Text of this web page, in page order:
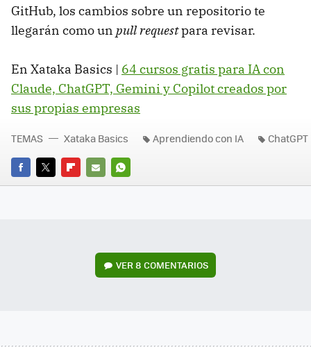
GitHub, los cambios sobre un repositorio te
llegarán como un pull requestpara revisar.
En Xataka Basics | 64 cursos gratis para IA con
Claude, ChatGPT, Gemini y Copilot creados por
sus propias empresas
FACEBOOK
TWITTERFLIPBOARD
E-
WHATSAPP
TEMAS Xataka Basics Aprendiendo con IA ChatGPT
VER8 COMENTARIOS